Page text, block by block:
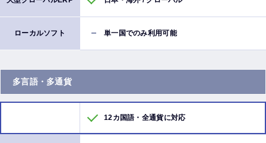
単一国でのみ利用可能
多言語・多通貨
12カ国語・全通貨に対応